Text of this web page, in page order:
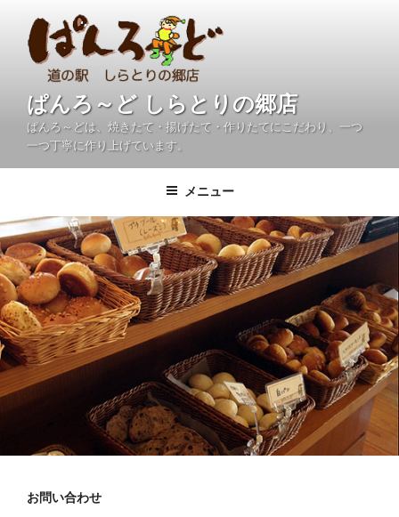
ぱんろ～ど しらとりの郷店
ぱんろ～どは、焼きたて・揚げたて・作りたてにこだわり、一つ
一つ丁寧に作り上げています。
メニュー
お問い合わせ